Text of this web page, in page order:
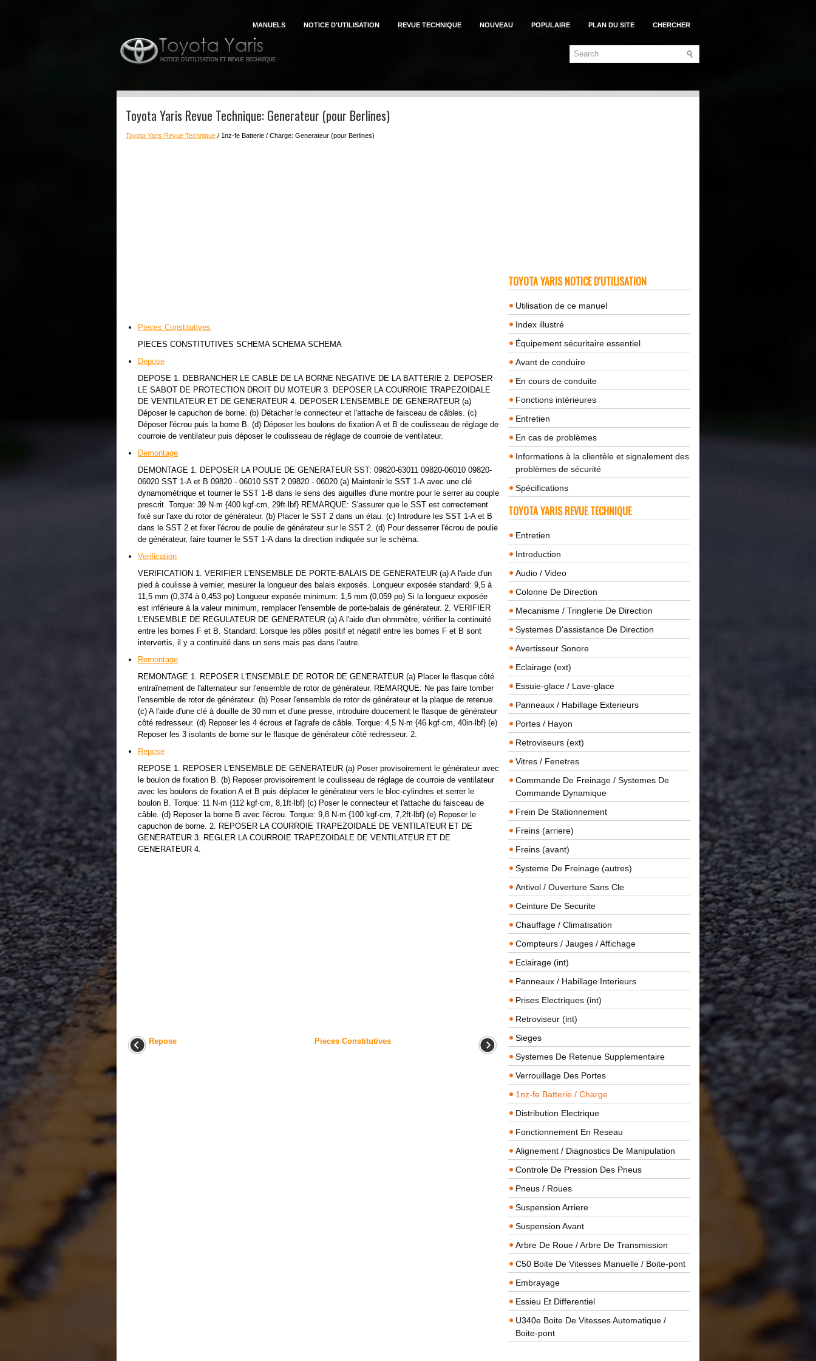
MANUELS NOTICE D'UTILISATION REVUE TECHNIQUE NOUVEAU POPULAIRE PLAN DU SITE CHERCHER
Toyota Yaris Revue Technique: Generateur (pour Berlines)
Toyota Yaris Revue Technique / 1nz-fe Batterie / Charge: Generateur (pour Berlines)
Pieces Constitutives
PIECES CONSTITUTIVES SCHEMA SCHEMA SCHEMA
Depose
DEPOSE 1. DEBRANCHER LE CABLE DE LA BORNE NEGATIVE DE LA BATTERIE 2. DEPOSER
LE SABOT DE PROTECTION DROIT DU MOTEUR 3. DEPOSER LA COURROIE TRAPEZOIDALE
DE VENTILATEUR ET DE GENERATEUR 4. DEPOSER L'ENSEMBLE DE GENERATEUR (a)
Déposer le capuchon de borne. (b) Détacher le connecteur et l'attache de faisceau de câbles. (c)
Déposer l'écrou puis la borne B. (d) Déposer les boulons de fixation A et B de coulisseau de réglage de
courroie de ventilateur puis déposer le coulisseau de réglage de courroie de ventilateur.
Demontage
DEMONTAGE 1. DEPOSER LA POULIE DE GENERATEUR SST: 09820-63011 09820-06010 09820-
06020 SST 1-A et B 09820 - 06010 SST 2 09820 - 06020 (a) Maintenir le SST 1-A avec une clé
dynamométrique et tourner le SST 1-B dans le sens des aiguilles d'une montre pour le serrer au couple
prescrit. Torque: 39 N·m {400 kgf·cm, 29ft·lbf} REMARQUE: S'assurer que le SST est correctement
fixé sur l'axe du rotor de générateur. (b) Placer le SST 2 dans un étau. (c) Introduire les SST 1-A et B
dans le SST 2 et fixer l'écrou de poulie de générateur sur le SST 2. (d) Pour desserrer l'écrou de poulie
de générateur, faire tourner le SST 1-A dans la direction indiquée sur le schéma.
Verification
VERIFICATION 1. VERIFIER L'ENSEMBLE DE PORTE-BALAIS DE GENERATEUR (a) A l'aide d'un
pied à coulisse à vernier, mesurer la longueur des balais exposés. Longueur exposée standard: 9,5 à
11,5 mm (0,374 à 0,453 po) Longueur exposée minimum: 1,5 mm (0,059 po) Si la longueur exposée
est inférieure à la valeur minimum, remplacer l'ensemble de porte-balais de générateur. 2. VERIFIER
L'ENSEMBLE DE REGULATEUR DE GENERATEUR (a) A l'aide d'un ohmmètre, vérifier la continuité
entre les bornes F et B. Standard: Lorsque les pôles positif et négatif entre les bornes F et B sont
intervertis, il y a continuité dans un sens mais pas dans l'autre.
Remontage
REMONTAGE 1. REPOSER L'ENSEMBLE DE ROTOR DE GENERATEUR (a) Placer le flasque côté
entraînement de l'alternateur sur l'ensemble de rotor de générateur. REMARQUE: Ne pas faire tomber
l'ensemble de rotor de générateur. (b) Poser l'ensemble de rotor de générateur et la plaque de retenue.
(c) A l'aide d'une clé à douille de 30 mm et d'une presse, introduire doucement le flasque de générateur
côté redresseur. (d) Reposer les 4 écrous et l'agrafe de câble. Torque: 4,5 N·m {46 kgf·cm, 40in·lbf} (e)
Reposer les 3 isolants de borne sur le flasque de générateur côté redresseur. 2.
Repose
REPOSE 1. REPOSER L'ENSEMBLE DE GENERATEUR (a) Poser provisoirement le générateur avec
le boulon de fixation B. (b) Reposer provisoirement le coulisseau de réglage de courroie de ventilateur
avec les boulons de fixation A et B puis déplacer le générateur vers le bloc-cylindres et serrer le
boulon B. Torque: 11 N·m {112 kgf·cm, 8,1ft·lbf} (c) Poser le connecteur et l'attache du faisceau de
câble. (d) Reposer la borne B avec l'écrou. Torque: 9,8 N·m {100 kgf·cm, 7,2ft·lbf} (e) Reposer le
capuchon de borne. 2. REPOSER LA COURROIE TRAPEZOIDALE DE VENTILATEUR ET DE
GENERATEUR 3. REGLER LA COURROIE TRAPEZOIDALE DE VENTILATEUR ET DE
GENERATEUR 4.
Repose Pieces Constitutives
TOYOTA YARIS NOTICE D'UTILISATION
Utilisation de ce manuel
Index illustré
Équipement sécuritaire essentiel
Avant de conduire
En cours de conduite
Fonctions intérieures
Entretien
En cas de problèmes
Informations à la clientèle et signalement des
problèmes de sécurité
Spécifications
TOYOTA YARIS REVUE TECHNIQUE
Entretien
Introduction
Audio / Video
Colonne De Direction
Mecanisme / Tringlerie De Direction
Systemes D'assistance De Direction
Avertisseur Sonore
Eclairage (ext)
Essuie-glace / Lave-glace
Panneaux / Habillage Exterieurs
Portes / Hayon
Retroviseurs (ext)
Vitres / Fenetres
Commande De Freinage / Systemes De
Commande Dynamique
Frein De Stationnement
Freins (arriere)
Freins (avant)
Systeme De Freinage (autres)
Antivol / Ouverture Sans Cle
Ceinture De Securite
Chauffage / Climatisation
Compteurs / Jauges / Affichage
Eclairage (int)
Panneaux / Habillage Interieurs
Prises Electriques (int)
Retroviseur (int)
Sieges
Systemes De Retenue Supplementaire
Verrouillage Des Portes
1nz-fe Batterie / Charge
Distribution Electrique
Fonctionnement En Reseau
Alignement / Diagnostics De Manipulation
Controle De Pression Des Pneus
Pneus / Roues
Suspension Arriere
Suspension Avant
Arbre De Roue / Arbre De Transmission
C50 Boite De Vitesses Manuelle / Boite-pont
Embrayage
Essieu Et Differentiel
U340e Boite De Vitesses Automatique /
Boite-pont